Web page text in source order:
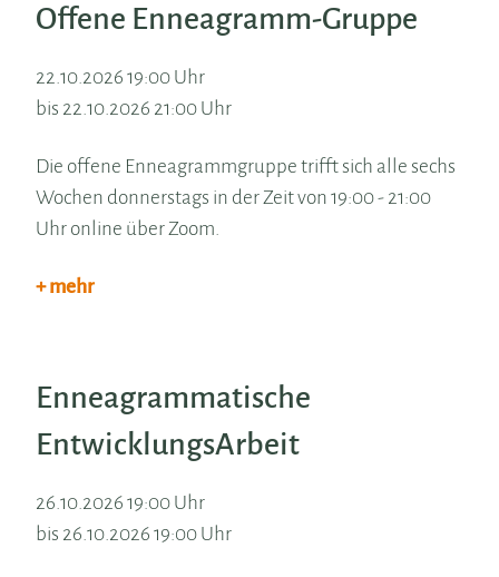
Offene Enneagramm-Gruppe
22.10.2026 19:00 Uhr
bis 22.10.2026 21:00 Uhr
Die offene Enneagrammgruppe trifft sich alle sechs
Wochen donnerstags in der Zeit von 19:00 - 21:00
Uhr online über Zoom.
+ mehr
Enneagrammatische
EntwicklungsArbeit
26.10.2026 19:00 Uhr
bis 26.10.2026 19:00 Uhr